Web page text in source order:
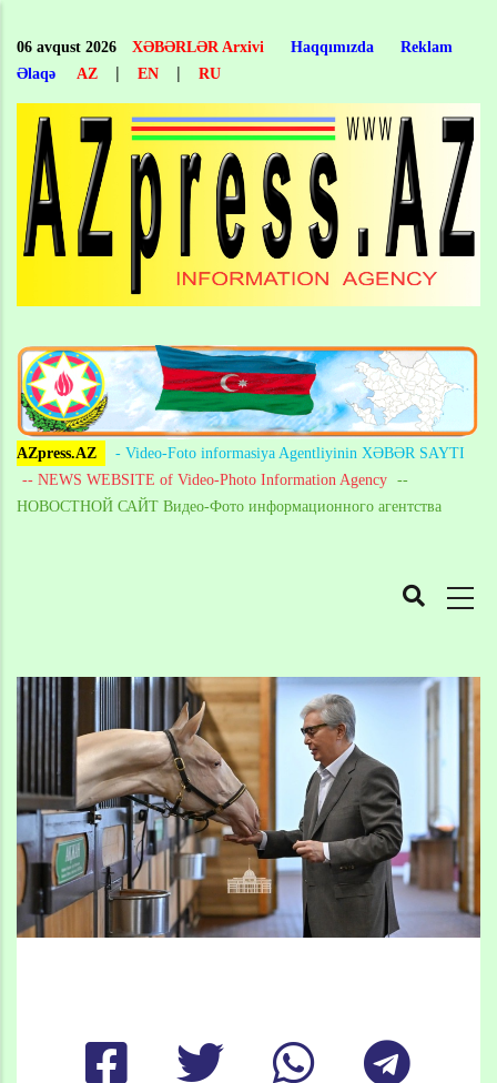
main
content
06 avqust 2026 XƏBƏRLƏR Arxivi Haqqımızda
Reklam
Əlaqə
AZ | EN | RU
AZpress.AZ
- Video-Foto informasiya Agentliyinin XƏBƏR SAYTI
-- NEWS WEBSITE of Video-Photo Information Agency --
НОВОСТНОЙ САЙТ Видео-Фото информационного агентства
main
content
Breadcrumb